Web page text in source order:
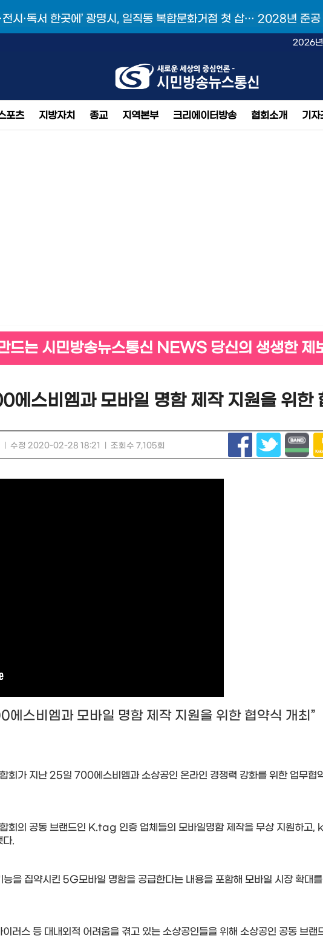
·전시·독서 한곳에’ 광명시, 일직동 복합문화거점 첫 삽… 2028년 준
2026
포츠 지방자치 종교 지역본부 크리에이터방송 협회소개 기자
드는 시민방송뉴스통신 NEWS 당신의 생생한 제
에스비엠과 모바일 명함 제작 지원을 위한
수정 2020-02-28 18:21 조회수 7,105회
에스비엠과 모바일 명함 제작 지원을 위한 협약식 개최 ”
회가 지난25일 700에스비엠과 소상공인 온라인 경쟁력 강화를 위한 업무협
회의 공동 브랜드인 K.tag 인증 업체들의 모바일명함 제작을 무상 지원하고,
다.
능을 집약시킨 5G모바일 명함을 공급한다는 내용을 포함해 모바일 시장 확대
러스 등 대내외적 어려움을 겪고 있는 소상공인들을 위해 소상공인 공동 브랜